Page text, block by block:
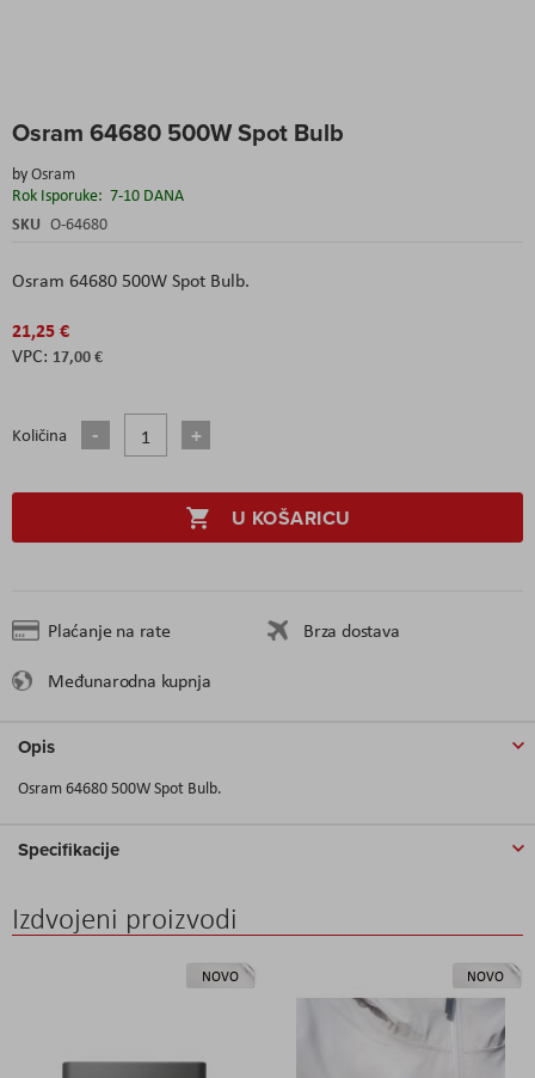
Osram 64680 500W Spot Bulb
byOsram
Rok Isporuke: 7-10 DANA
SKU O-64680
Osram 64680 500W Spot Bulb.
21,25 €
17,00 €
Količina
U KOŠARICU
Plaćanje na rate
Brza dostava
Međunarodna kupnja
to
beginning
of
the
Opis
Osram 64680 500W Spot Bulb.
Specifikacije
Izdvojeni proizvodi
NOVO NOVO